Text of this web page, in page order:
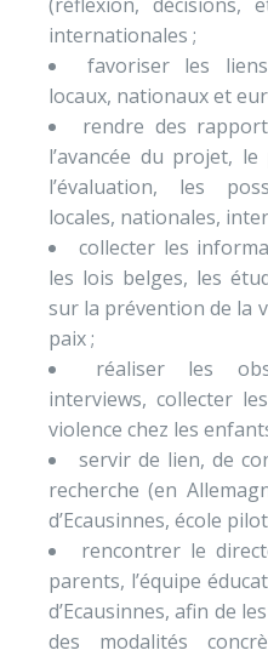
internationales ;
favoriser les
locaux, nationaux et
rendre des
l’avancée du projet,
l’évaluation, les
locales, nationales,
collecter les
les lois belges, les
sur la prévention de la
paix ;
réaliser les
interviews, collecter
violence chez les
servir de lien, de
recherche (en
d’Ecausinnes, école
rencontrer le
parents, l’équipe
d’Ecausinnes, afin de
des modalités